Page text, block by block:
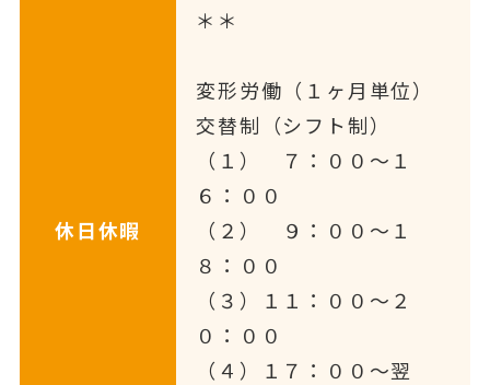
休日休暇
＊＊
変形労働（１ヶ月単位）
交替制（シフト制）
（１） ７：００～１
６：００
（２） ９：００～１
８：００
（３）１１：００～２
０：００
（４）１７：００～翌